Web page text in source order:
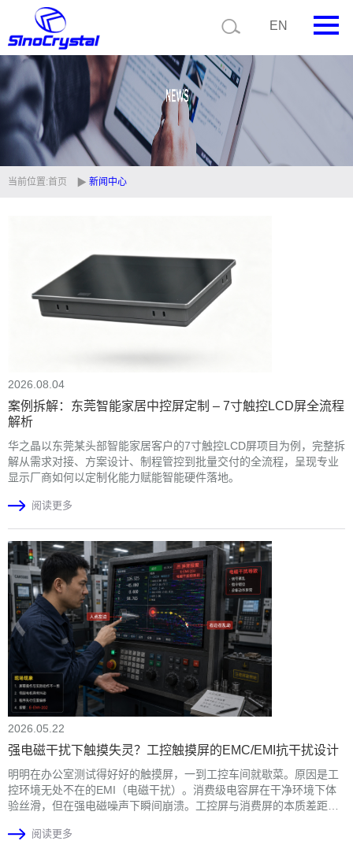
EN
首页
公司简介
产品中心
技术支持
联系我们
当前位置:首页 新闻中心
2026.08.04
案例拆解：东莞智能家居中控屏定制 – 7寸触控LCD屏全流程
解析
华之晶以东莞某头部智能家居客户的7寸触控LCD屏项目为例，完整拆
解从需求对接、方案设计、制程管控到批量交付的全流程，呈现专业
显示厂商如何以定制化能力赋能智能硬件落地。
阅读更多
2026.05.22
强电磁干扰下触摸失灵？工控触摸屏的EMC/EMI抗干扰设计
明明在办公室测试得好好的触摸屏，一到工控车间就歇菜。原因是工
控环境无处不在的EMI（电磁干扰）。消费级电容屏在干净环境下体
验丝滑，但在强电磁噪声下瞬间崩溃。工控屏与消费屏的本质差距，
的电磁干扰原理出发，分析工业触摸屏的抗干扰解决之道。
阅读更多